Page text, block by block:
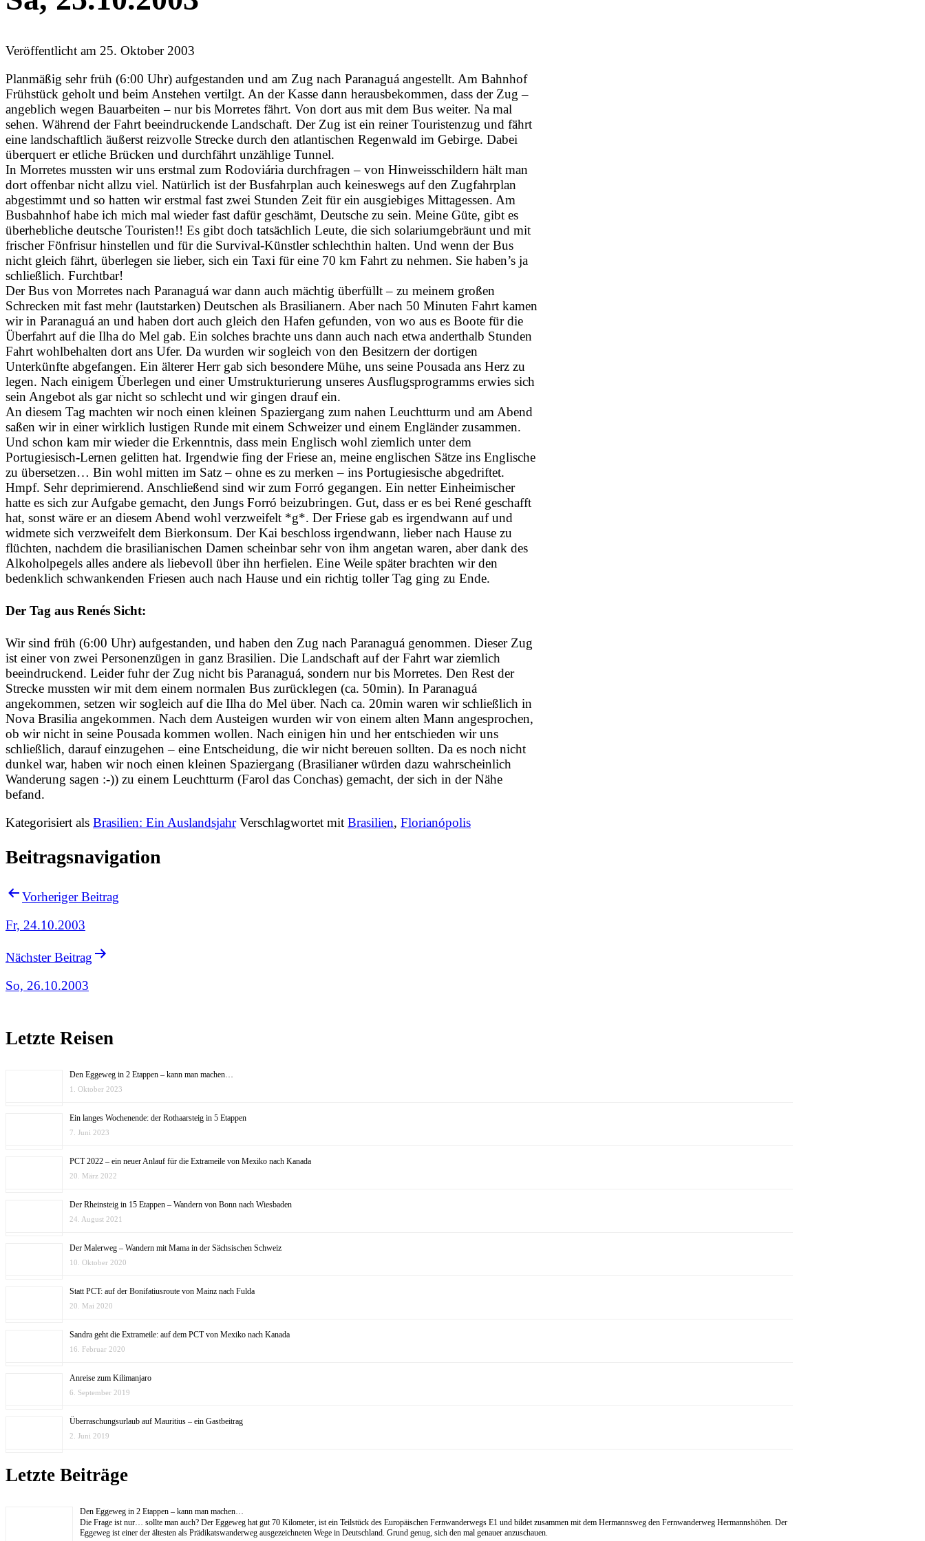
Veröffentlicht am 25. Oktober 2003
Planmäßig sehr früh (6:00 Uhr) aufgestanden und am Zug nach Paranaguá angestellt. Am Bahnhof
Frühstück geholt und beim Anstehen vertilgt. An der Kasse dann herausbekommen, dass der Zug –
angeblich wegen Bauarbeiten – nur bis Morretes fährt. Von dort aus mit dem Bus weiter. Na mal
sehen. Während der Fahrt beeindruckende Landschaft. Der Zug ist ein reiner Touristenzug und fährt
eine landschaftlich äußerst reizvolle Strecke durch den atlantischen Regenwald im Gebirge. Dabei
überquert er etliche Brücken und durchfährt unzählige Tunnel.
In Morretes mussten wir uns erstmal zum Rodoviária durchfragen – von Hinweisschildern hält man
dort offenbar nicht allzu viel. Natürlich ist der Busfahrplan auch keineswegs auf den Zugfahrplan
abgestimmt und so hatten wir erstmal fast zwei Stunden Zeit für ein ausgiebiges Mittagessen. Am
Busbahnhof habe ich mich mal wieder fast dafür geschämt, Deutsche zu sein. Meine Güte, gibt es
überhebliche deutsche Touristen!! Es gibt doch tatsächlich Leute, die sich solariumgebräunt und mit
frischer Fönfrisur hinstellen und für die Survival-Künstler schlechthin halten. Und wenn der Bus
nicht gleich fährt, überlegen sie lieber, sich ein Taxi für eine 70 km Fahrt zu nehmen. Sie haben’s ja
schließlich. Furchtbar!
Der Bus von Morretes nach Paranaguá war dann auch mächtig überfüllt – zu meinem großen
Schrecken mit fast mehr (lautstarken) Deutschen als Brasilianern. Aber nach 50 Minuten Fahrt kamen
wir in Paranaguá an und haben dort auch gleich den Hafen gefunden, von wo aus es Boote für die
Überfahrt auf die Ilha do Mel gab. Ein solches brachte uns dann auch nach etwa anderthalb Stunden
Fahrt wohlbehalten dort ans Ufer. Da wurden wir sogleich von den Besitzern der dortigen
Unterkünfte abgefangen. Ein älterer Herr gab sich besondere Mühe, uns seine Pousada ans Herz zu
legen. Nach einigem Überlegen und einer Umstrukturierung unseres Ausflugsprogramms erwies sich
sein Angebot als gar nicht so schlecht und wir gingen drauf ein.
An diesem Tag machten wir noch einen kleinen Spaziergang zum nahen Leuchtturm und am Abend
saßen wir in einer wirklich lustigen Runde mit einem Schweizer und einem Engländer zusammen.
Und schon kam mir wieder die Erkenntnis, dass mein Englisch wohl ziemlich unter dem
Portugiesisch-Lernen gelitten hat. Irgendwie fing der Friese an, meine englischen Sätze ins Englische
zu übersetzen… Bin wohl mitten im Satz – ohne es zu merken – ins Portugiesische abgedriftet.
Hmpf. Sehr deprimierend. Anschließend sind wir zum Forró gegangen. Ein netter Einheimischer
hatte es sich zur Aufgabe gemacht, den Jungs Forró beizubringen. Gut, dass er es bei René geschafft
hat, sonst wäre er an diesem Abend wohl verzweifelt *g*. Der Friese gab es irgendwann auf und
widmete sich verzweifelt dem Bierkonsum. Der Kai beschloss irgendwann, lieber nach Hause zu
flüchten, nachdem die brasilianischen Damen scheinbar sehr von ihm angetan waren, aber dank des
Alkoholpegels alles andere als liebevoll über ihn herfielen. Eine Weile später brachten wir den
bedenklich schwankenden Friesen auch nach Hause und ein richtig toller Tag ging zu Ende.
Der Tag aus Renés Sicht:
Wir sind früh (6:00 Uhr) aufgestanden, und haben den Zug nach Paranaguá genommen. Dieser Zug
ist einer von zwei Personenzügen in ganz Brasilien. Die Landschaft auf der Fahrt war ziemlich
beeindruckend. Leider fuhr der Zug nicht bis Paranaguá, sondern nur bis Morretes. Den Rest der
Strecke mussten wir mit dem einem normalen Bus zurücklegen (ca. 50min). In Paranaguá
angekommen, setzen wir sogleich auf die Ilha do Mel über. Nach ca. 20min waren wir schließlich in
Nova Brasilia angekommen. Nach dem Austeigen wurden wir von einem alten Mann angesprochen,
ob wir nicht in seine Pousada kommen wollen. Nach einigen hin und her entschieden wir uns
schließlich, darauf einzugehen – eine Entscheidung, die wir nicht bereuen sollten. Da es noch nicht
dunkel war, haben wir noch einen kleinen Spaziergang (Brasilianer würden dazu wahrscheinlich
Wanderung sagen :-)) zu einem Leuchtturm (Farol das Conchas) gemacht, der sich in der Nähe
befand.
Kategorisiert als Brasilien: Ein Auslandsjahr Verschlagwortet mit Brasilien, Florianópolis
Beitragsnavigation
Vorheriger Beitrag
Fr, 24.10.2003
Nächster Beitrag
So, 26.10.2003
Letzte Reisen
Den Eggeweg in 2 Etappen – kann man machen…
1. Oktober 2023
Ein langes Wochenende: der Rothaarsteig in 5 Etappen
7. Juni 2023
PCT 2022 – ein neuer Anlauf für die Extrameile von Mexiko nach Kanada
20. März 2022
Der Rheinsteig in 15 Etappen – Wandern von Bonn nach Wiesbaden
24. August 2021
Der Malerweg – Wandern mit Mama in der Sächsischen Schweiz
10. Oktober 2020
Statt PCT: auf der Bonifatiusroute von Mainz nach Fulda
20. Mai 2020
Sandra geht die Extrameile: auf dem PCT von Mexiko nach Kanada
16. Februar 2020
Anreise zum Kilimanjaro
6. September 2019
Überraschungsurlaub auf Mauritius – ein Gastbeitrag
2. Juni 2019
Letzte Beiträge
Den Eggeweg in 2 Etappen – kann man machen…
Die Frage ist nur… sollte man auch? Der Eggeweg hat gut 70 Kilometer, ist ein Teilstück des Europäischen Fernwanderwegs E1 und bildet zusammen mit dem Hermannsweg den Fernwanderweg Hermannshöhen. Der
Eggeweg ist einer der ältesten als Prädikatswanderweg ausgezeichneten Wege in Deutschland. Grund genug, sich den mal genauer anzuschauen.